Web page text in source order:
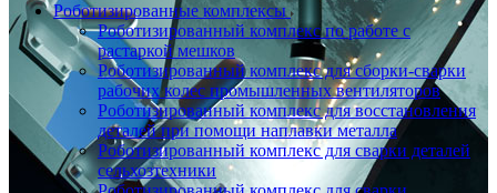
Роботизированные комплексы
Роботизированный комплекс по работе с
растаркой мешков
Роботизированный комплекс для сборки-сварки
рабочих колес промышленных вентиляторов
Роботизированный комплекс для восстановления
деталей при помощи наплавки металла
Роботизированный комплекс для сварки деталей
сельхозтехники